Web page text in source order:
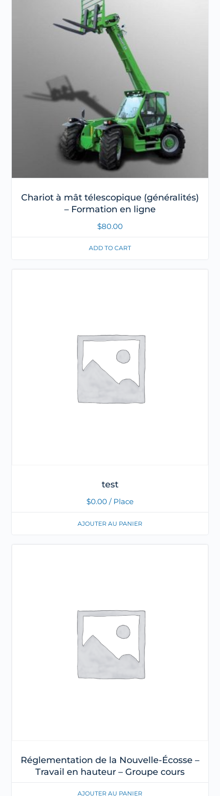
Chariot à mât télescopique (généralités)
– Formation en ligne
$80.00
ADD TO CART
test
$0.00 / Place
AJOUTER AU PANIER
Réglementation de la Nouvelle-Écosse –
Travail en hauteur – Groupe cours
AJOUTER AU PANIER